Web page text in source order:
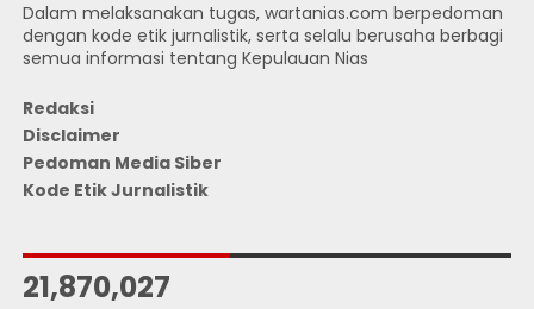
Dalam melaksanakan tugas, wartanias.com berpedoman
dengan kode etik jurnalistik, serta selalu berusaha berbagi
semua informasi tentang Kepulauan Nias
Redaksi
Disclaimer
Pedoman Media Siber
Kode Etik Jurnalistik
21,870,027